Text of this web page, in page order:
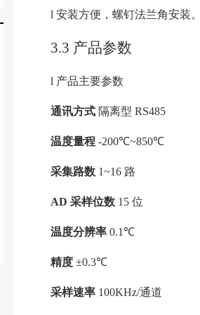
l 安装方便，螺钉法兰角安装。
3.3 产品参数
l 产品主要参数
通讯方式 隔离型 RS485
温度量程 -200℃~850℃
采集路数 1~16 路
AD 采样位数 15 位
温度分辨率 0.1℃
精度 ±0.3℃
采样速率 100KHz/通道